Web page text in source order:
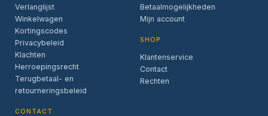
Verlanglijst
Winkelwagen
Kortingscodes
Privacybeleid
Klachten
Herroepingsrecht
Terugbetaal- en
retourneringsbeleid
CONTACT
Betaalmogelijkheden
Mijn account
SHOP
Klantenservice
Contact
Rechten